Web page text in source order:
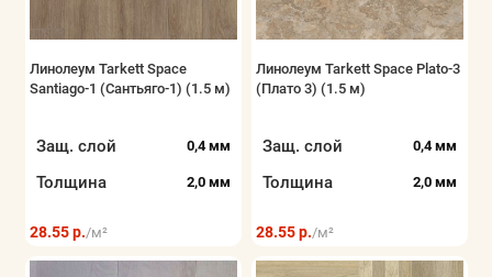
Линолеум Tarkett Space
Santiago-1 (Сантьяго-1) (1.5 м)
Защ. слой 0,4 мм
Толщина 2,0 мм
28.55 р./м²
Линолеум Tarkett Space Plato-3
(Плато 3) (1.5 м)
Защ. слой 0,4 мм
Толщина 2,0 мм
28.55 р./м²